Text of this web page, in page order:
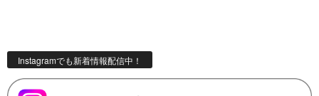
Instagramでも新着情報配信中！